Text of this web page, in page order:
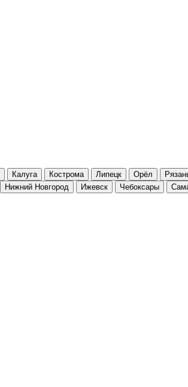
Калуга Кострома Липецк Орёл
Нижний Новгород Ижевск Чебоксары